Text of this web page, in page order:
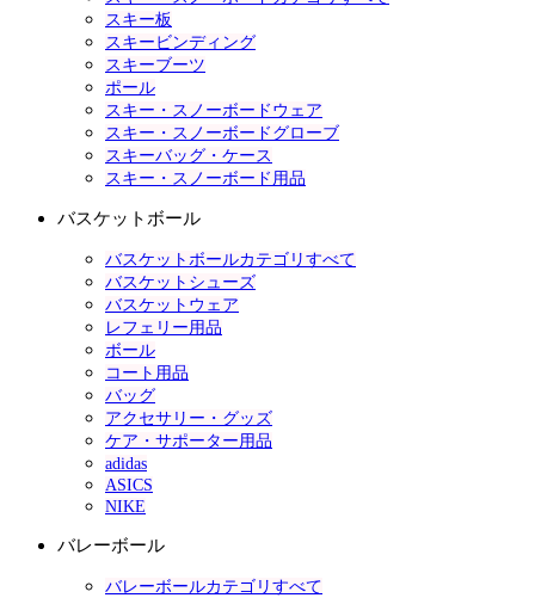
スキー板
スキービンディング
スキーブーツ
ポール
スキー・スノーボードウェア
スキー・スノーボードグローブ
スキーバッグ・ケース
スキー・スノーボード用品
バスケットボール
バスケットボールカテゴリすべて
バスケットシューズ
バスケットウェア
レフェリー用品
ボール
コート用品
バッグ
アクセサリー・グッズ
ケア・サポーター用品
adidas
ASICS
NIKE
バレーボール
バレーボールカテゴリすべて